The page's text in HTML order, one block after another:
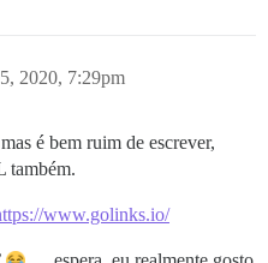
2020, 7:29pm
é bem ruim de escrever,
também.
www.golinks.io/